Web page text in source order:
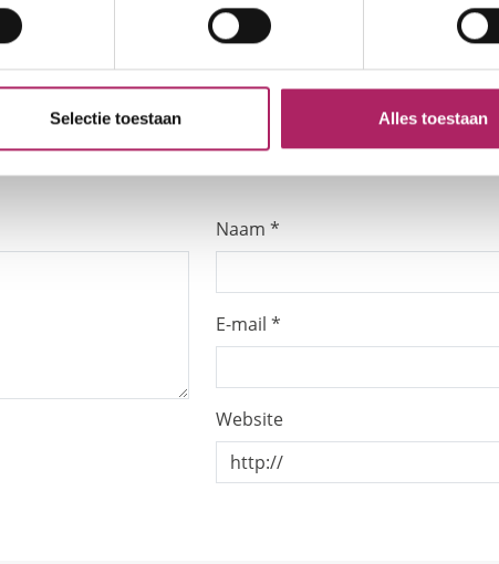
Selectie toestaan Alles toestaan
Naam*
E-mail*
Website